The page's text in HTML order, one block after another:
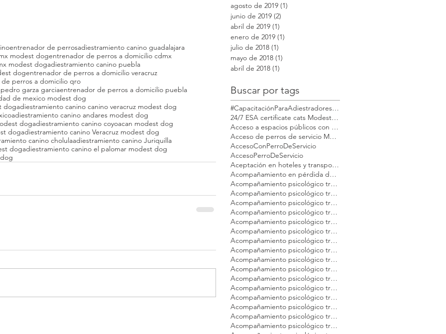
entrenador de perrosadiestramiento canino guadalajara
modest dogentrenador de perros a domicilio cdmx
modest dogadiestramiento canino puebla
dogentrenador de perros a domicilio veracruz
perros a domicilio qro
garza garciaentrenador de perros a domicilio puebla
de mexico modest dog
dogadiestramiento canino canino veracruz modest dog
adiestramiento canino andares modest dog
dogadiestramiento canino coyoacan modest dog
dogadiestramiento canino Veracruz modest dog
canino cholulaadiestramiento canino Juriquilla
dogadiestramiento canino el palomar modest dog
agosto de 2019 (1)
junio de 2019 (2)
abril de 2019 (1)
enero de 2019 (1)
julio de 2018 (1)
mayo de 2018 (1)
abril de 2018 (1)
Buscar por tags
#CapacitaciónParaAdiestradoresdePerros
24/7 ESA certificate cats Modest Dog
Acceso a espacios públicos con gato de apoyo emocional
Acceso de perros de servicio Modest Dog
AccesoConPerroDeServicio
AccesoPerroDeServicio
Aceptación en hoteles y transporte perro emocional Modest Dog México
Acompañamiento en pérdida de mascotas Modest Dog México
Acompañamiento psicológico tras la pérdida de tu gato Modest Dog CDMX
Acompañamiento psicológico tras la pérdida de tu gato Modest Dog Cancún
Acompañamiento psicológico tras la pérdida de tu gato Modest Dog Guadalajara
Acompañamiento psicológico tras la pérdida de tu gato Modest Dog Los Cabos
Acompañamiento psicológico tras la pérdida de tu gato Modest Dog México
Acompañamiento psicológico tras la pérdida de tu gato Modest Dog Nuevo Vallarta
Acompañamiento psicológico tras la pérdida de tu gato Modest Dog Playa del Carmen
Acompañamiento psicológico tras la pérdida de tu gato Modest Dog Puebla
Acompañamiento psicológico tras la pérdida de tu gato Modest Dog Puerto Vallarta
Acompañamiento psicológico tras la pérdida de tu gato Modest Dog Querétaro
Acompañamiento psicológico tras la pérdida de tu gato Modest Dog Tulum
Acompañamiento psicológico tras la pérdida de tu gato Modest Dog Veracruz
Acompañamiento psicológico tras la pérdida de tu gato Modest Dog Zapopan
Acompañamiento psicológico tras la pérdida de tu mascota Modest Dog Argentina
Acompañamiento psicológico tras la pérdida de tu mascota Modest Dog Brasil
Acompañamiento psicológico tras la pérdida de tu mascota Modest Dog Buenos Aires